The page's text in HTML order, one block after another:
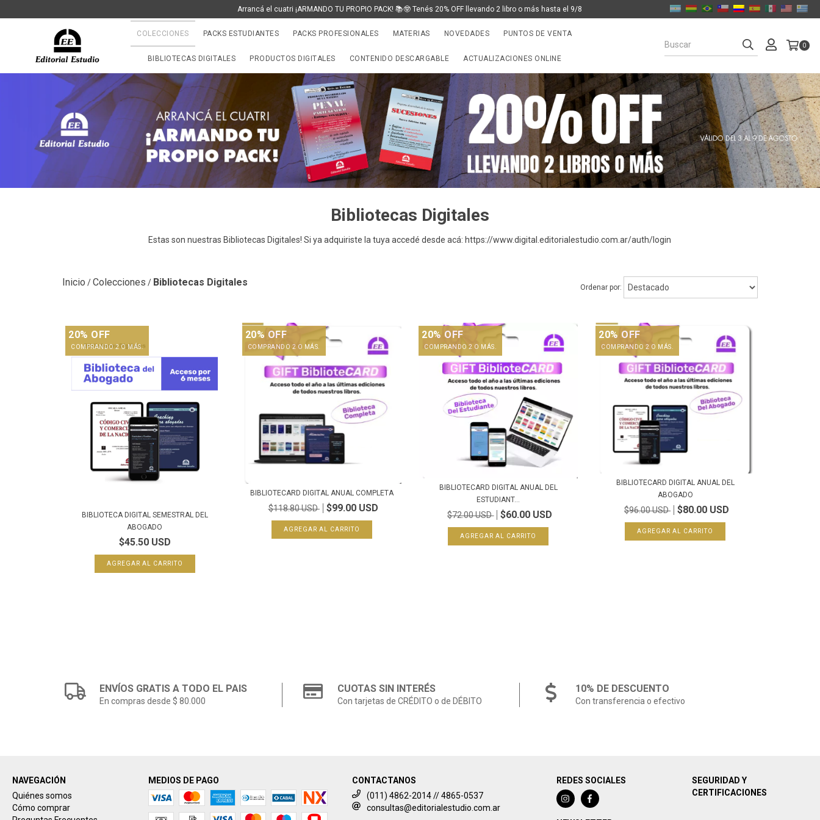
Arrancá el cuatri ¡ARMANDO TU PROPIO PACK! 📚🤓 Tenés 20% OFF llevando 2 libro o más hasta el 9/8
COLECCIONES PACKS ESTUDIANTES PACKS PROFESIONALES MATERIAS NOVEDADES PUNTOS DE VENTA
BIBLIOTECAS DIGITALES PRODUCTOS DIGITALES CONTENIDO DESCARGABLE ACTUALIZACIONES ONLINE
0
Bibliotecas Digitales
Estas son nuestras Bibliotecas Digitales! Si ya adquiriste la tuya accedé desde acá: https://www.digital.editorialestudio.com.ar/auth/login
Inicio /Colecciones / Bibliotecas Digitales Ordenar por:
20% OFF
COMPRANDO 2 O MÁS.
BIBLIOTECA DIGITAL SEMESTRAL DEL
ABOGADO
$45.50 USD
20% OFF
COMPRANDO 2 O MÁS.
BIBLIOTECARD DIGITAL ANUAL COMPLETA
$118.80 USD $99.00 USD
20% OFF
COMPRANDO 2 O MÁS.
BIBLIOTECARD DIGITAL ANUAL DEL
ESTUDIANT...
$72.00 USD $60.00 USD
20% OFF
COMPRANDO 2 O MÁS.
BIBLIOTECARD DIGITAL ANUAL DEL
ABOGADO
$96.00 USD $80.00 USD
ENVÍOS GRATIS A TODO EL PAIS
En compras desde $ 80.000
CUOTAS SIN INTERÉS
Con tarjetas de CRÉDITO o de DÉBITO
10% DE DESCUENTO
Con transferencia o efectivo
NAVEGACIÓN
Quiénes somos
Cómo comprar
MEDIOS DE PAGO
CONTACTANOS
(011) 4862-2014 // 4865-0537
consultas@editorialestudio.com.ar
REDES SOCIALES
SEGURIDAD Y
CERTIFICACIONES